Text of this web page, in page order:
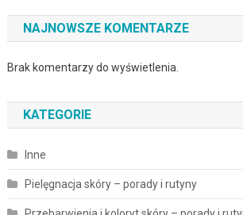
NAJNOWSZE KOMENTARZE
Brak komentarzy do wyświetlenia.
KATEGORIE
Inne
Pielęgnacja skóry – porady i rutyny